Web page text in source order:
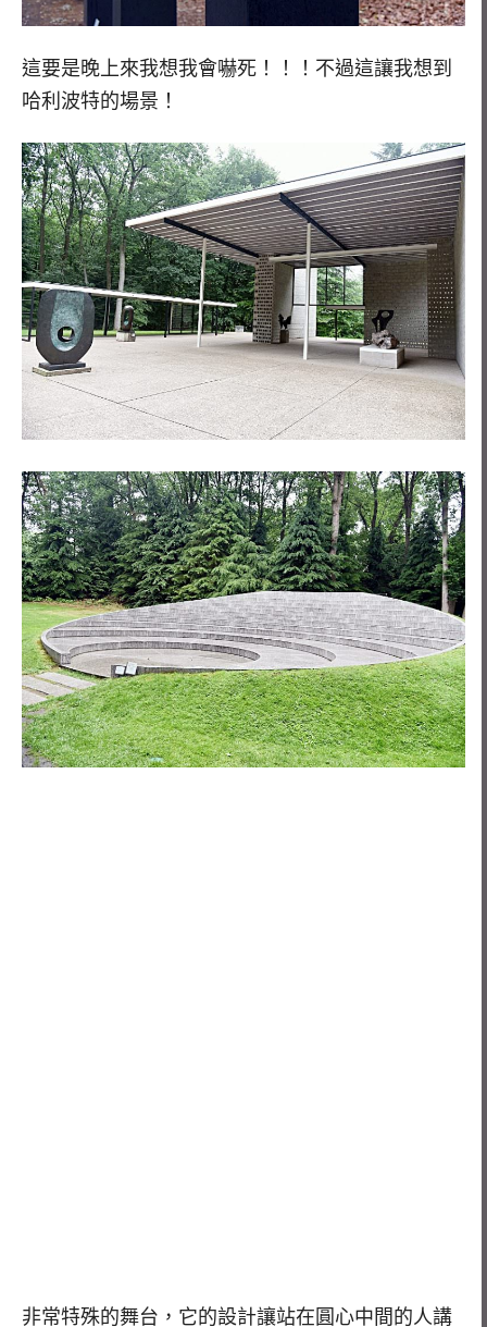
這要是晚上來我想我會嚇死！！！不過這讓我想到
哈利波特的場景！
非常特殊的舞台，它的設計讓站在圓心中間的人講